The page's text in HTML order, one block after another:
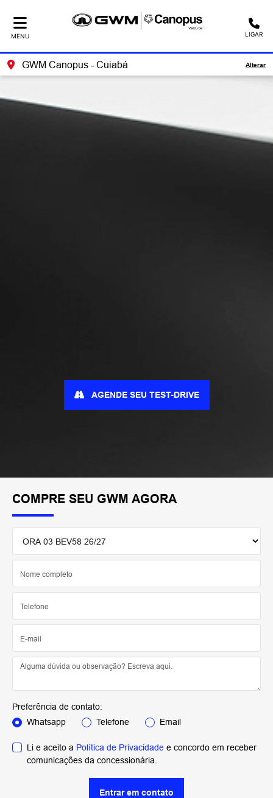
MENU LIGAR
GWM Canopus - Cuiabá Alterar
COMPRE SEU GWM AGORA
Preferência de contato:
Whatsapp
Telefone Email
Li e aceito a Política de Privacidade e concordo em receber
comunicações da concessionária.
Entrar em contato
AGENDE SEU TEST-DRIVE